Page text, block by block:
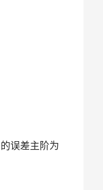
误差主阶为